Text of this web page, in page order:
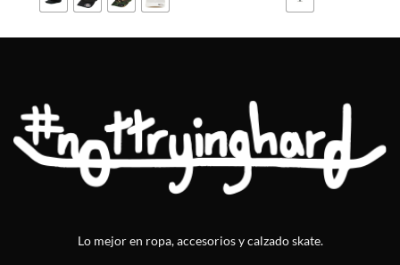
Lo mejor en ropa, accesorios y calzado skate.